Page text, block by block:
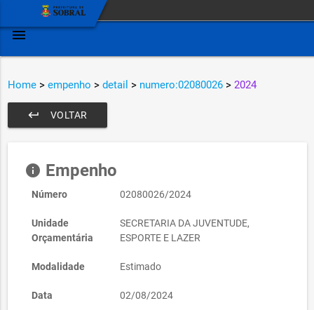
menu
Home > empenho > detail > numero:02080026 > 2024
VOLTAR
keyboard_return
info Empenho
Número 02080026/2024
Unidade
Orçamentária
SECRETARIA DA JUVENTUDE,
ESPORTE E LAZER
Modalidade Estimado
Data 02/08/2024